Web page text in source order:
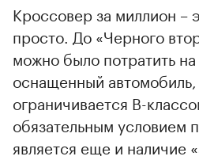
Кроссовер за миллион –
просто. До «Черного
можно было потратить
оснащенный
ограничивается В-
обязательным условием
является еще и наличие